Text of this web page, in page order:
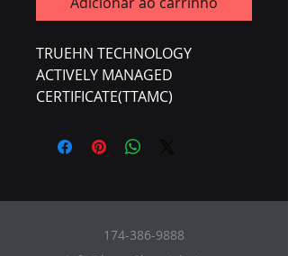
TRUEHN TECHNOLOGY
ACTIVELY MANAGED
CERTIFICATE(TTAMC)
174-386-9888